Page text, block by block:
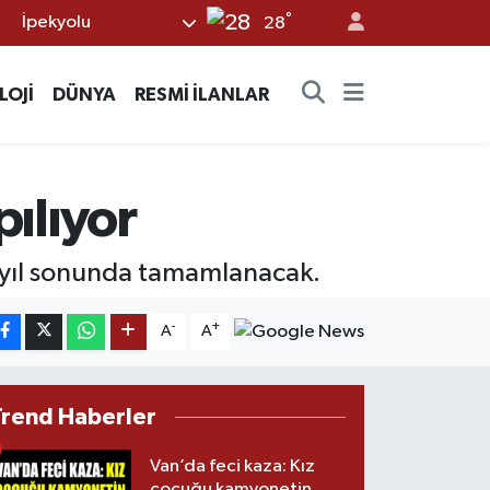
İpekyolu 28°
DÜNYA RESMİ İLANLAR
sonunda tamamlanacak.
A- A+
Haberler
Van’da feci kaza: Kız